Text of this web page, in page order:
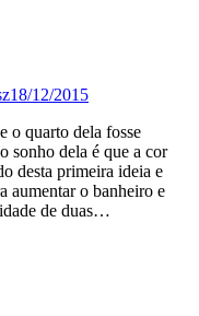
18/12/2015
o quarto dela fosse
sonho dela é que a cor
desta primeira ideia e
aumentar o banheiro e
de duas…